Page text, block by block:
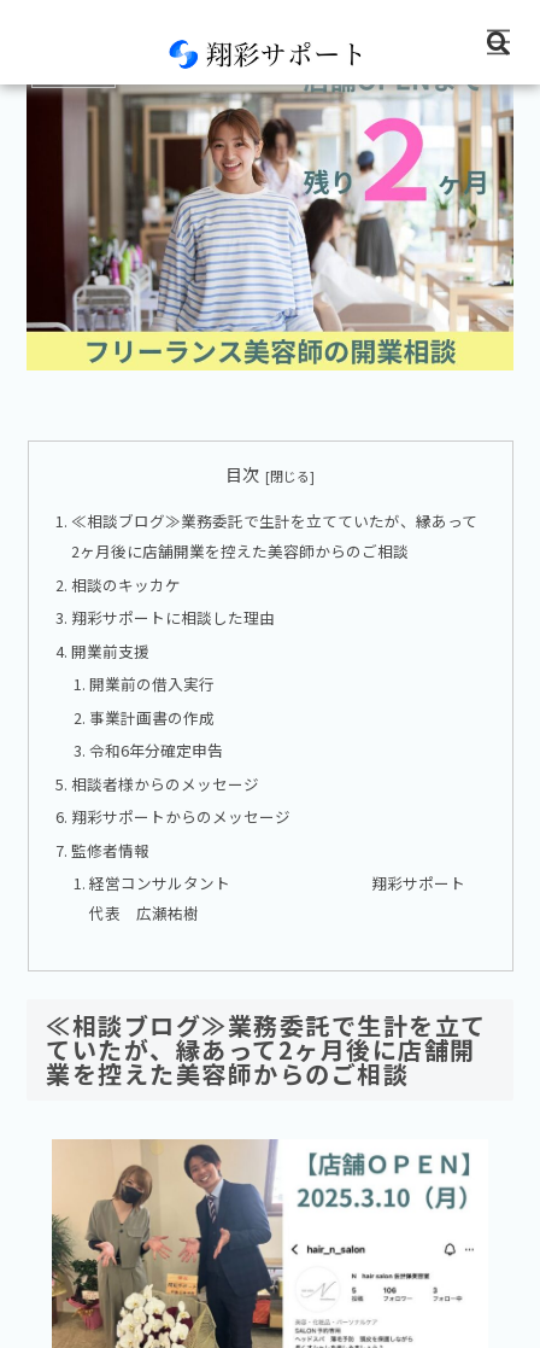
目次
≪相談ブログ≫業務委託で生計を立てていたが、縁あって
2ヶ月後に店舗開業を控えた美容師からのご相談
相談のキッカケ
翔彩サポートに相談した理由
開業前支援
開業前の借入実行
事業計画書の作成
令和6年分確定申告
相談者様からのメッセージ
翔彩サポートからのメッセージ
監修者情報
経営コンサルタント 翔彩サポート
代表 広瀬祐樹
≪相談ブログ≫業務委託で生計を立て
ていたが、縁あって2ヶ月後に店舗開
業を控えた美容師からのご相談